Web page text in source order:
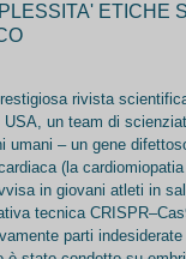
ETICHE
rivista
un team di
umani – un gene
(la
in giovani atleti in
tecnica
parti